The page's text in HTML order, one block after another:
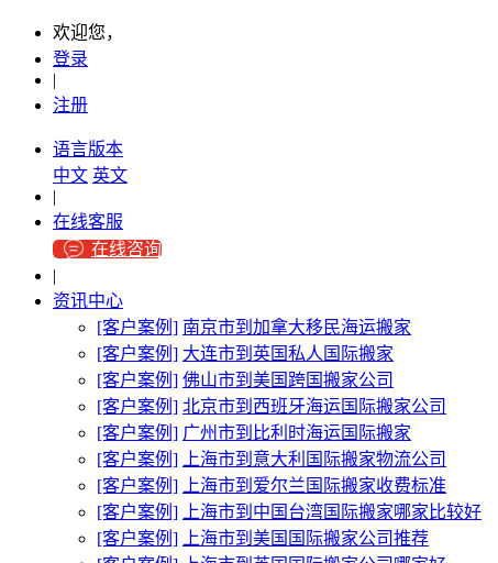
欢迎您，
登录
|
注册
语言版本
中文 英文
|
在线客服
在线咨询
|
资讯中心
[客户案例] 南京市到加拿大移民海运搬家
[客户案例] 大连市到英国私人国际搬家
[客户案例] 佛山市到美国跨国搬家公司
[客户案例] 北京市到西班牙海运国际搬家公司
[客户案例] 广州市到比利时海运国际搬家
[客户案例]
上海市到意大利国际搬家物流公司
[客户案例]
上海市到爱尔兰国际搬家收费标准
[客户案例]
上海市到中国台湾国际搬家哪家比较好
[客户案例]
上海市到美国国际搬家公司推荐